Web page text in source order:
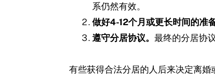
系仍然有效。
做好4-12个月或更长时间的准备
遵守分居协议。最终的分居协
有些获得合法分居的人后来决定离婚